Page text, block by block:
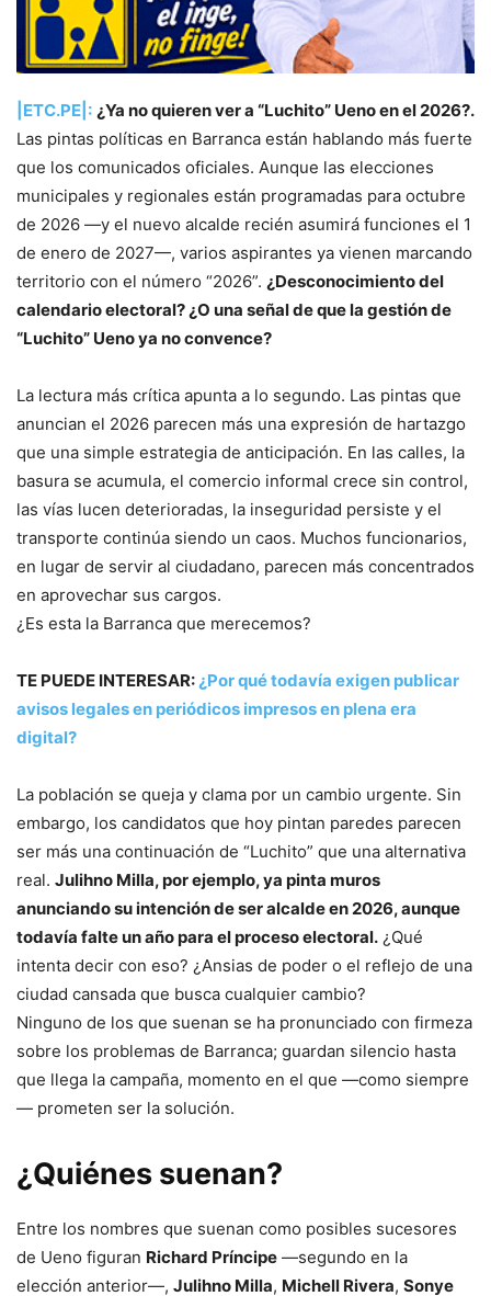
|ETC.PE|: ¿Ya no quieren ver a “Luchito” Ueno en el 2026?.
Las pintas políticas en Barranca están hablando más fuerte
que los comunicados oficiales. Aunque las elecciones
municipales y regionales están programadas para octubre
de 2026 —y el nuevo alcalde recién asumirá funciones el 1
de enero de 2027—, varios aspirantes ya vienen marcando
territorio con el número “2026”. ¿Desconocimiento del
calendario electoral? ¿O una señal de que la gestión de
“Luchito” Ueno ya no convence?
La lectura más crítica apunta a lo segundo. Las pintas que
anuncian el 2026 parecen más una expresión de hartazgo
que una simple estrategia de anticipación. En las calles, la
basura se acumula, el comercio informal crece sin control,
las vías lucen deterioradas, la inseguridad persiste y el
transporte continúa siendo un caos. Muchos funcionarios,
en lugar de servir al ciudadano, parecen más concentrados
en aprovechar sus cargos.
¿Es esta la Barranca que merecemos?
TE PUEDE INTERESAR:¿Por qué todavía exigen publicar
avisos legales en periódicos impresos en plena era
digital?
La población se queja y clama por un cambio urgente. Sin
embargo, los candidatos que hoy pintan paredes parecen
ser más una continuación de “Luchito” que una alternativa
real. Julihno Milla, por ejemplo, ya pinta muros
anunciando su intención de ser alcalde en 2026, aunque
todavía falte un año para el proceso electoral. ¿Qué
intenta decir con eso? ¿Ansias de poder o el reflejo de una
ciudad cansada que busca cualquier cambio?
Ninguno de los que suenan se ha pronunciado con firmeza
sobre los problemas de Barranca; guardan silencio hasta
que llega la campaña, momento en el que —como siempre
— prometen ser la solución.
¿Quiénes suenan?
Entre los nombres que suenan como posibles sucesores
de Ueno figuran Richard Príncipe —segundo en la
elección anterior—, Julihno Milla, Michell Rivera, Sonye